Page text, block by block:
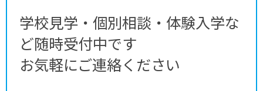
学校見学・個別相談・体験入学な
ど随時受付中です
お気軽にご連絡ください